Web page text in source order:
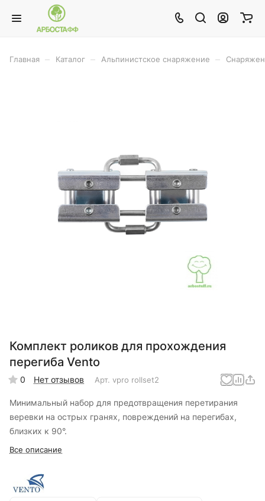
Главная Каталог Альпинистское снаряжение
Комплект роликов для прохождения
перегиба Vento
0 Нет отзывов Арт. vpro rollset2
Минимальный набор для предотвращения перетирания
веревки на острых гранях, повреждений на перегибах,
близких к 90°.
Все описание